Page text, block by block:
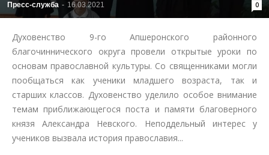
Пресс-служба - 16.03.2021 0
Духовенство 9-го Апшеронского районного
благочиннического округа провели открытые уроки по
основам православной культуры. Со священниками могли
пообщаться как ученики младшего возраста, так и
старших классов. Духовенство уделило особое внимание
темам приближающегося поста и памяти благоверного
князя Александра Невского. Неподдельный интерес у
учеников вызвала история православия...